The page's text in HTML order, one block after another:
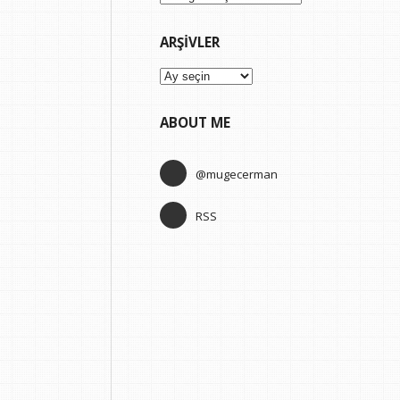
ARŞIVLER
Arşivler
ABOUT ME
@mugecerman
RSS